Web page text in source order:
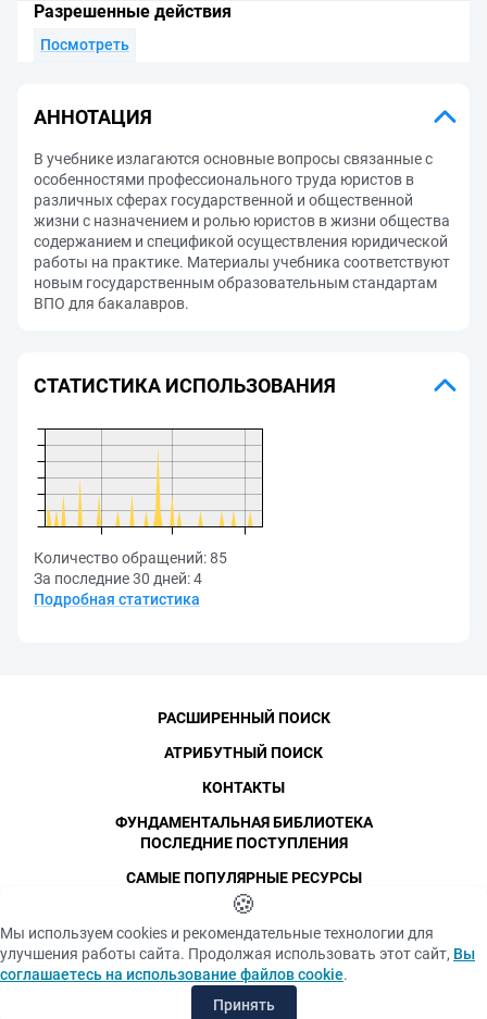
Разрешенные действия
Посмотреть
АННОТАЦИЯ
В учебнике излагаются основные вопросы связанные с
особенностями профессионального труда юристов в
различных сферах государственной и общественной
жизни с назначением и ролью юристов в жизни общества
содержанием и спецификой осуществления юридической
работы на практике. Материалы учебника соответствуют
новым государственным образовательным стандартам
ВПО для бакалавров.
СТАТИСТИКА ИСПОЛЬЗОВАНИЯ
Количество обращений:85
За последние 30 дней:4
Подробная статистика
СПбПУ, 1996-2026
Авторские права и персональные данные
Фотографии размещены с согласия
изображённых лиц в соответствии
с требованиями законодательства
о персональных данных. Согласно
Политика конфиденциальности
Положение об использовании «cookie» файлов
РАСШИРЕННЫЙ ПОИСК
АТРИБУТНЫЙ ПОИСК
КОНТАКТЫ
ФУНДАМЕНТАЛЬНАЯ БИБЛИОТЕКА
ПОСЛЕДНИЕ ПОСТУПЛЕНИЯ
САМЫЕ ПОПУЛЯРНЫЕ РЕСУРСЫ
🍪
Мы используем cookies и рекомендательные технологии для
улучшения работы сайта. Продолжая использовать этот сайт, Вы
соглашаетесь на использование файлов cookie.
Принять